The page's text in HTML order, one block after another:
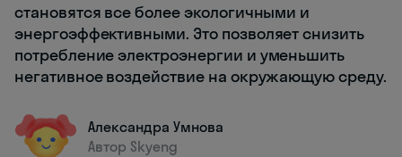
становятся все более экологичными и
энергоэффективными. Это позволяет снизить
потребление электроэнергии и уменьшить
негативное воздействие на окружающую среду.
Александра Умнова
Автор Skyeng